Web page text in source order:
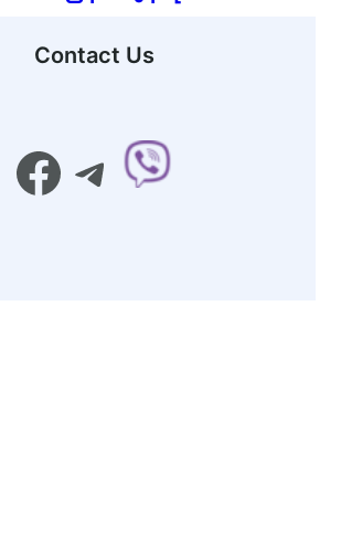
Contact Us
Facebook Telegram